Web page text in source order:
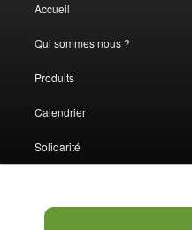
Aller
au
contenu
Accueil
Qui sommes nous ?
Produits
Calendrier
Solidarité